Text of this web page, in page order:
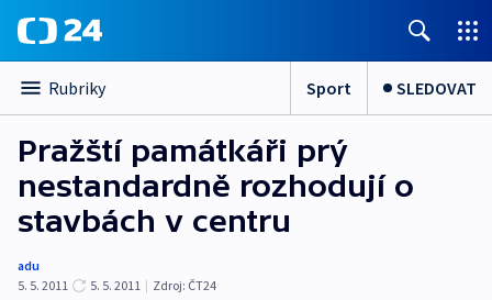
Rubriky Sport SLEDOVAT
Pražští památkáři prý
nestandardně rozhodují o
stavbách v centru
adu
5. 5. 2011
5. 5. 2011 | Zdroj: ČT24